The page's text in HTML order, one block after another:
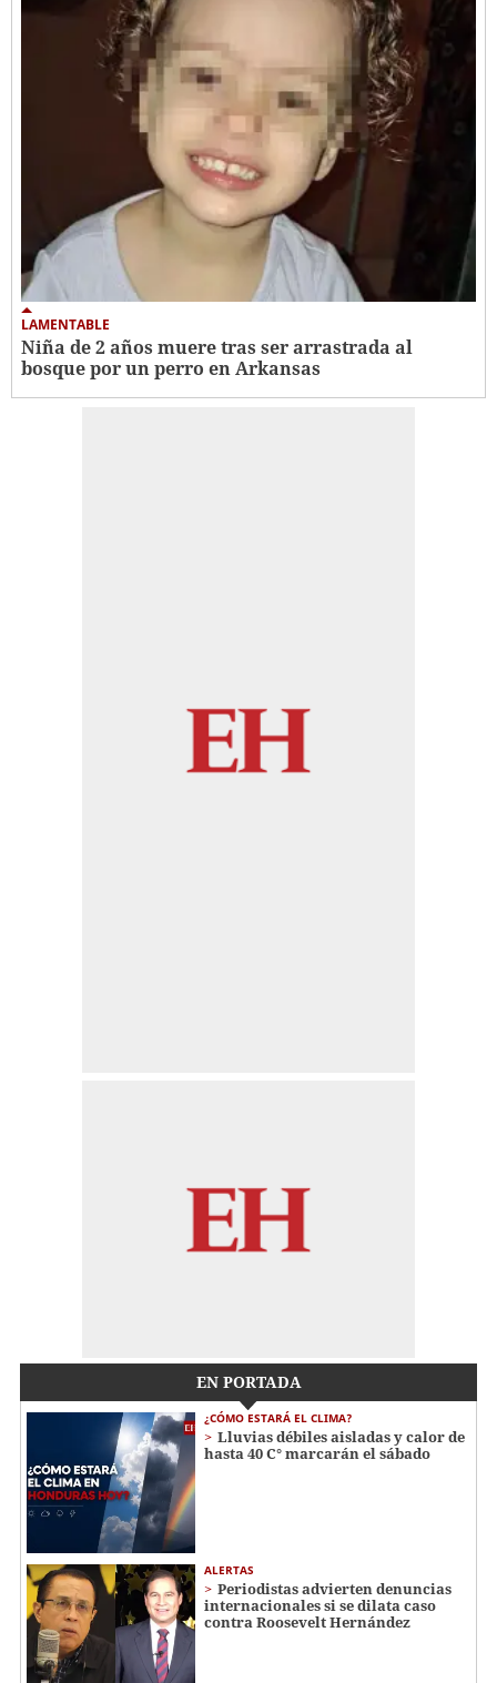
LAMENTABLE
Niña de 2 años muere tras ser arrastrada al
bosque por un perro en Arkansas
EN PORTADA
¿CÓMO ESTARÁ EL CLIMA?
Lluvias débiles aisladas y calor de
hasta 40 C° marcarán el sábado
ALERTAS
Periodistas advierten denuncias
internacionales si se dilata caso
contra Roosevelt Hernández